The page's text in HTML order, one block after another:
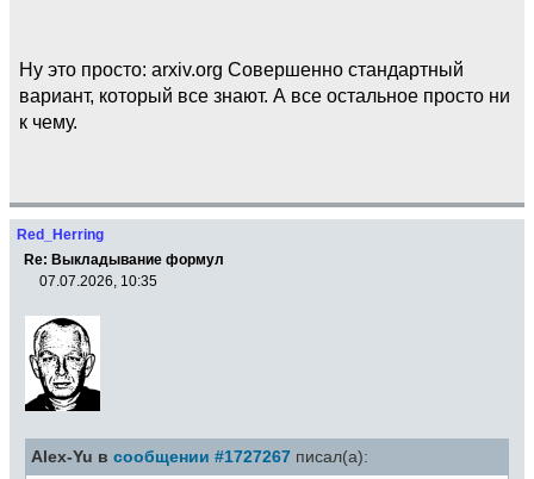
Ну это просто: arxiv.org Совершенно стандартный
вариант, который все знают. А все остальное просто ни
к чему.
Red_Herring
Re: Выкладывание формул
07.07.2026, 10:35
Alex-Yu в сообщении #1727267 писал(а):